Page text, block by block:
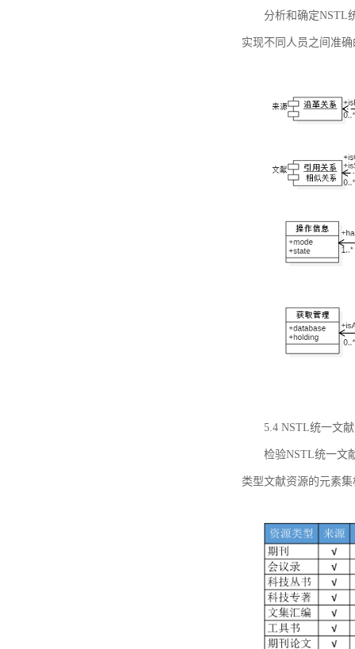
分析和确定NSTL
实现不同人员之间准
5.4 NSTL统一文
检验NSTL统一文
类型文献资源的元素